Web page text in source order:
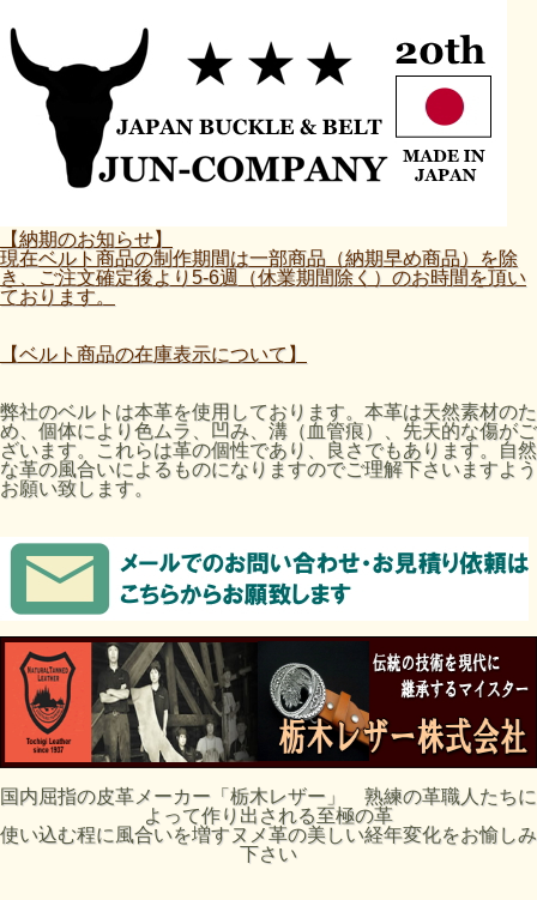
【納期のお知らせ】
現在ベルト商品の制作期間は一部商品（納期早め商品）を除
き、ご注文確定後より5-6週（休業期間除く）のお時間を頂い
ております。
【ベルト商品の在庫表示について】
弊社のベルトは本革を使用しております。本革は天然素材のた
め、個体により色ムラ、凹み、溝（血管痕）、先天的な傷がご
ざいます。これらは革の個性であり、良さでもあります。自然
な革の風合いによるものになりますのでご理解下さいますよう
お願い致します。
国内屈指の皮革メーカー「栃木レザー」 熟練の革職人たちに
よって作り出される至極の革
使い込む程に風合いを増すヌメ革の美しい経年変化をお愉しみ
下さい